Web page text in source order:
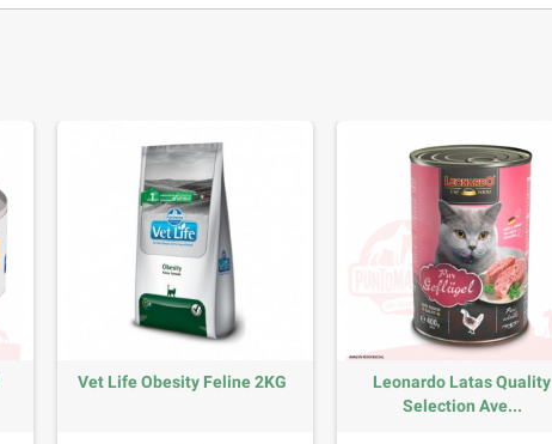
Vet Life Obesity Feline 2KG
Leonardo Latas Quality
Selection Ave...